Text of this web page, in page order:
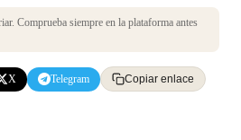
Comprueba siempre en la plataforma antes
X Telegram Copiar enlace